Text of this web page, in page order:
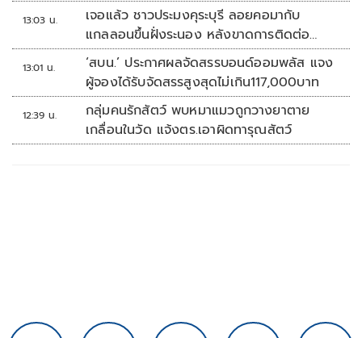
13:03 น.
เจอแล้ว ชาวประมงคุระบุรี ลอยคอมากับ
แกลลอนขึ้นฝั่งระนอง หลังขาดการติดต่อ
หลายวัน
13:01 น.
‘สบน.’ ประกาศผลจัดสรรบอนด์ออมพลัส แจง
ผู้จองได้รับจัดสรรสูงสุดไม่เกิน117,000บาท
12:39 น.
กลุ่มคนรักสัตว์ พบหมาแมวถูกวางยาตาย
เกลื่อนในวัด แจ้งตร.เอาผิดทารุณสัตว์